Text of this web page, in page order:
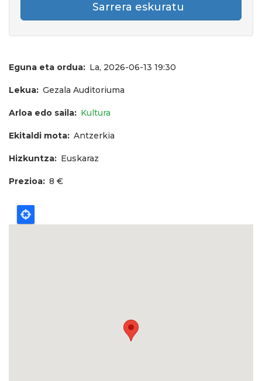
Sarrera eskuratu
Eguna eta ordua La, 2026-06-13 19:30
Lekua Gezala Auditoriuma
Arloa edo saila Kultura
Ekitaldi mota Antzerkia
Hizkuntza Euskaraz
Prezioa 8 €